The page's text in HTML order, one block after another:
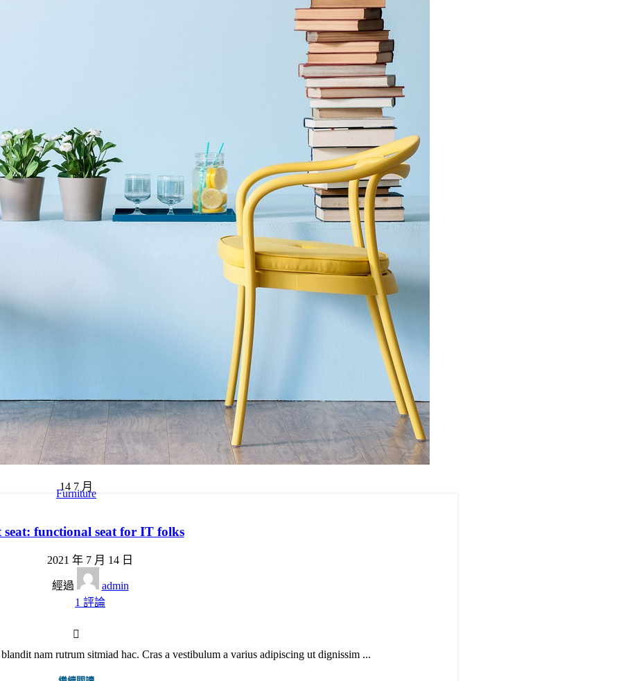
14 7 月
Furniture
seat: functional seat for IT folks
2021 年 7 月 14 日
經過
admin
1 評論
nam rutrum sitmiad hac. Cras a vestibulum a varius adipiscing ut dignissim ...